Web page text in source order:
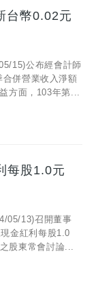
台幣0.02元
15)公布經會計師
併營業收入淨額
方面，103年第...
每股1.0元
05/13)召開董事
金紅利每股1.0
股東常會討論...